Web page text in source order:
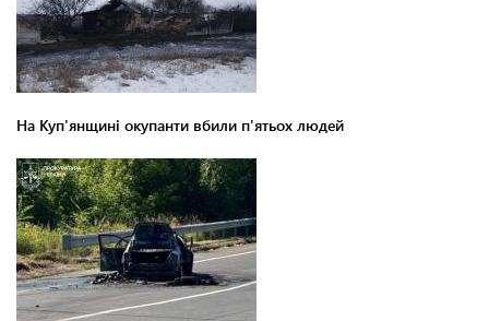
На Куп'янщині окупанти вбили п'ятьох людей